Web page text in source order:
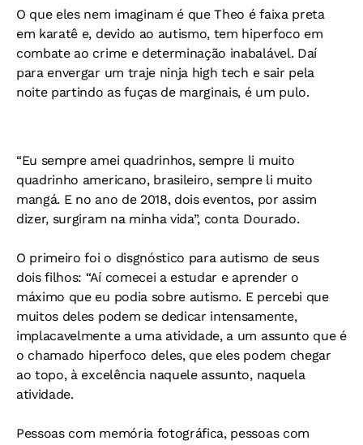
O que eles nem imaginam é que Theo é faixa preta
em karatê e, devido ao autismo, tem hiperfoco em
combate ao crime e determinação inabalável. Daí
para envergar um traje ninja high tech e sair pela
noite partindo as fuças de marginais, é um pulo.
“Eu sempre amei quadrinhos, sempre li muito
quadrinho americano, brasileiro, sempre li muito
mangá. E no ano de 2018, dois eventos, por assim
dizer, surgiram na minha vida”, conta Dourado.
O primeiro foi o disgnóstico para autismo de seus
dois filhos: “Aí comecei a estudar e aprender o
máximo que eu podia sobre autismo. E percebi que
muitos deles podem se dedicar intensamente,
implacavelmente a uma atividade, a um assunto que é
o chamado hiperfoco deles, que eles podem chegar
ao topo, à excelência naquele assunto, naquela
atividade.
Pessoas com memória fotográfica, pessoas com